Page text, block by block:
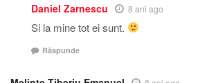
Daniel Zarnescu 8 ani ago
Si la mine tot ei sunt.
Răspunde